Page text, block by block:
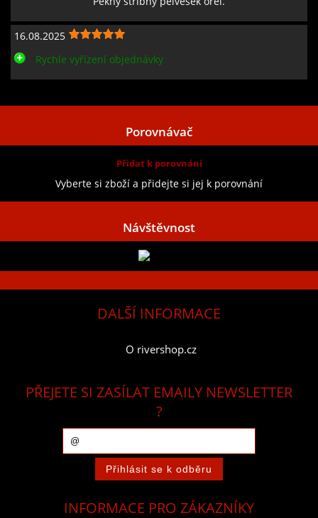
16.08.2025
Rychle vyřízení objednávky
Porovnávač
Přidat k porovnání
Vyberte si zboží a přidejte si jej k porovnání
Návštěvnost
DALŠÍ INFORMACE
O rivershop.cz
PŘEJETE SI ZASÍLAT EMAILY NEWSLETTER
?
INFORMACE PRO ZÁKAZNÍKY